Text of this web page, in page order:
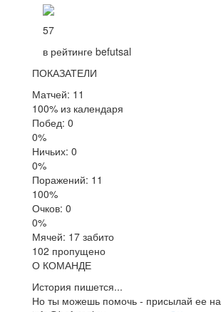
57
в рейтинге befutsal
ПОКАЗАТЕЛИ
Матчей: 11
100% из календаря
Побед: 0
0%
Ничьих: 0
0%
Поражений: 11
100%
Очков: 0
0%
Мячей: 17 забито
102 пропущено
О КОМАНДЕ
История пишется...
Но ты можешь помочь - присылай ее на